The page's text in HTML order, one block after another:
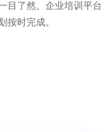
目了然。企业培训平台
按时完成。